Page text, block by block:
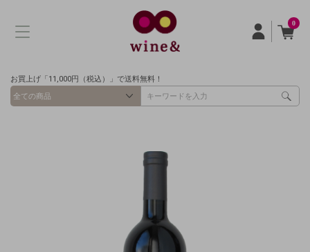
0
お買上げ「11,000円（税込）」で送料無料！